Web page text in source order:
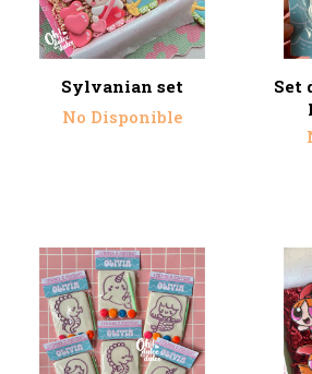
Sylvanian set
No Disponible
Set